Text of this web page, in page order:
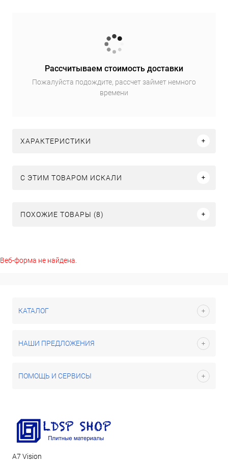
Рассчитываем стоимость доставки
Пожалуйста подождите, рассчет займет немного
времени
ХАРАКТЕРИСТИКИ
C ЭТИМ ТОВАРОМ ИСКАЛИ
ПОХОЖИЕ ТОВАРЫ (8)
Веб-форма не найдена.
КАТАЛОГ
НАШИ ПРЕДЛОЖЕНИЯ
ПОМОЩЬ И СЕРВИСЫ
А7 Vision